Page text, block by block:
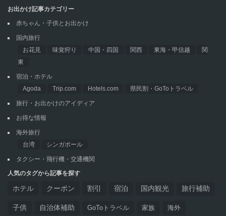
お出かけ記事カテゴリー
赤ちゃん・子供とお出かけ
国内旅行
お花見
味覚狩り 中国・四国 関西 東海・甲信越
関
東
宿泊・ホテル
Agoda
Trip.com Hotels.com 県民割・GoToトラベル
旅行・お出かけのアイディア
お得な情報
海外旅行
台湾
シンガポール
タクシー・飛行機・交通機関
人気のタグから記事を探す
ホテル クーポン 割引 宿泊 国内観光 旅行補助
子供 自治体補助 GoToトラベル 家族 海外